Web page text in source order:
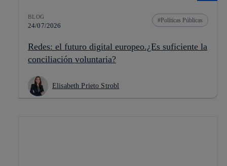
BLOG
24/07/2026
Políticas Públicas
Redes: el futuro digital europeo.¿Es suficiente la
conciliación voluntaria?
Elisabeth Prieto Strobl